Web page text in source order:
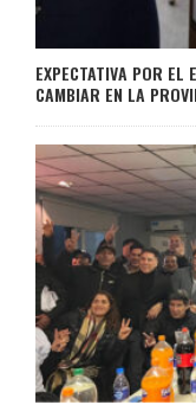
EXPECTATIVA POR EL
CAMBIAR EN LA